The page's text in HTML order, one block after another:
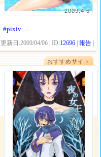
2009.4.6
#pixiv ...
| 更新日:2009/04/06 | ID:12696 |報告
おすすめサイト